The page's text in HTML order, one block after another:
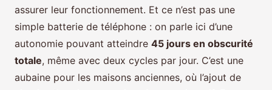
assurer leur fonctionnement. Et ce n’est pas une
simple batterie de téléphone : on parle ici d’une
autonomie pouvant atteindre 45 jours en obscurité
totale, même avec deux cycles par jour. C’est une
aubaine pour les maisons anciennes, où l’ajout de